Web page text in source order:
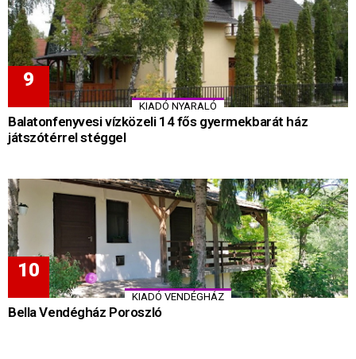
KIADÓ NYARALÓ
Balatonfenyvesi vízközeli 14 fős gyermekbarát ház
játszótérrel stéggel
KIADÓ VENDÉGHÁZ
Bella Vendégház Poroszló